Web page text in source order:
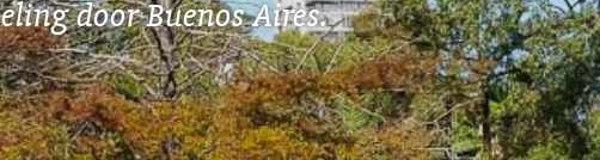
door Buenos Aires.